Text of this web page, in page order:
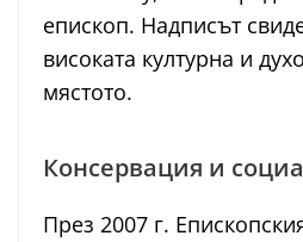
епископ. Надписът
високата културна и
мястото.
Консервация и
През 2007 г.